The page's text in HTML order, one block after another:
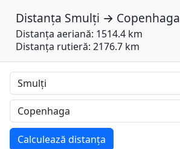
Distanța Smulți → Copenhaga
Distanța aeriană: 1514.4 km
Distanța rutieră: 2176.7 km
Calculează distanța